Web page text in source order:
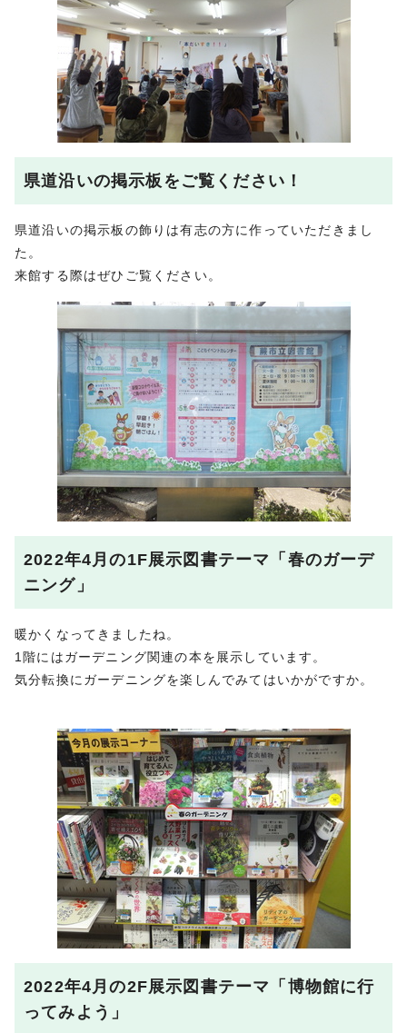
県道沿いの掲示板をご覧ください！
県道沿いの掲示板の飾りは有志の方に作っていただきまし
た。
来館する際はぜひご覧ください。
2022年4月の1F展示図書テーマ「春のガーデ
ニング」
暖かくなってきましたね。
1階にはガーデニング関連の本を展示しています。
気分転換にガーデニングを楽しんでみてはいかがですか。
2022年4月の2F展示図書テーマ「博物館に行
ってみよう」